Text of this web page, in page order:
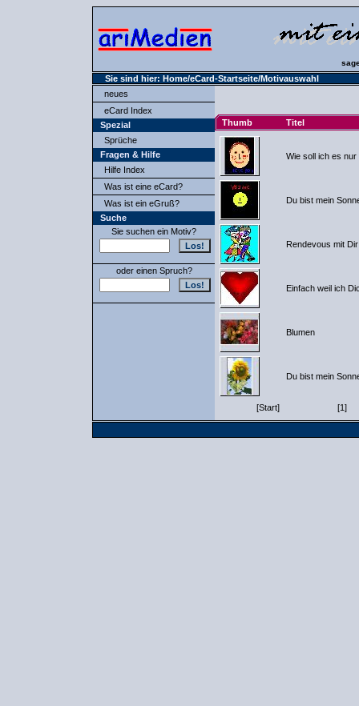
Sie sind hier: Home/eCard-Startseite/Motivauswahl
neues
eCard Index
Spezial
Sprüche
Fragen & Hilfe
Hilfe Index
Was ist eine eCard?
Was ist ein eGruß?
Suche
Sie suchen ein Motiv?
oder einen Spruch?
Thumb Titel
Wie soll ich es nur
Du bist mein
Rendevous mit Dir
Einfach weil ich
Blumen
Du bist mein
[Start] [1]